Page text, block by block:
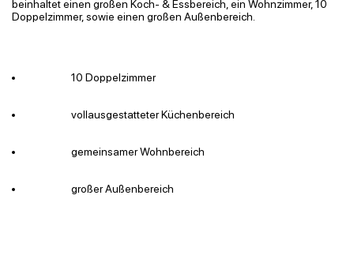
beinhaltet einen großen Koch- & Essbereich, ein Wohnzimmer, 10
Doppelzimmer, sowie einen großen Außenbereich.​
10 Doppelzimmer
vollausgestatteter Küchenbereich
gemeinsamer Wohnbereich
großer Außenbereich